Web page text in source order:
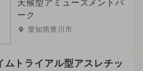
天候型アミューズメントパ
ーク
愛知県豊川市
ムトライアル型アスレチッ